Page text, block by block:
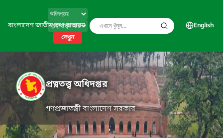
বাংলাদেশ জাতীয় তথ্য বাতায়ন
দেখুন
English
প্রত্নতত্ত্ব অধিদপ্তর
গণপ্রজাতন্ত্রী বাংলাদেশ সরকার